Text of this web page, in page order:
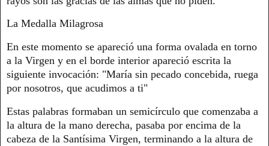
La Medalla Milagrosa
En este momento se apareció una forma ovalada en torno
a la Virgen y en el borde interior apareció escrita la
siguiente invocación: "María sin pecado concebida, ruega
por nosotros, que acudimos a ti"
Estas palabras formaban un semicírculo que comenzaba a
la altura de la mano derecha, pasaba por encima de la
cabeza de la Santísima Virgen, terminando a la altura de